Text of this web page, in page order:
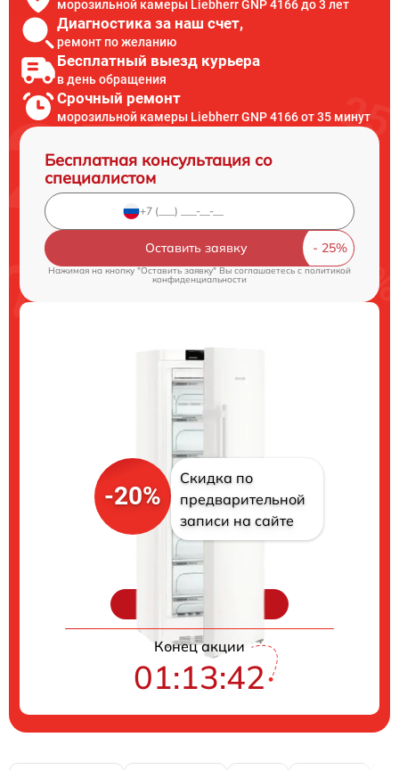
морозильной камеры Liebherr GNP 4166 до 3 лет
Диагностика за наш счет,
ремонт по желанию
Бесплатный выезд курьера
в день обращения
Срочный ремонт
морозильной камеры Liebherr GNP 4166 от 35 минут
Бесплатная консультация со
специалистом
Оставить заявку
Нажимая на кнопку "Оставить заявку" Вы соглашаетесь cполитикой
конфиденциальности
-20%
Скидка по
предварительной
записи на сайте
Цены на ремонт
Конец акции
01:13:41